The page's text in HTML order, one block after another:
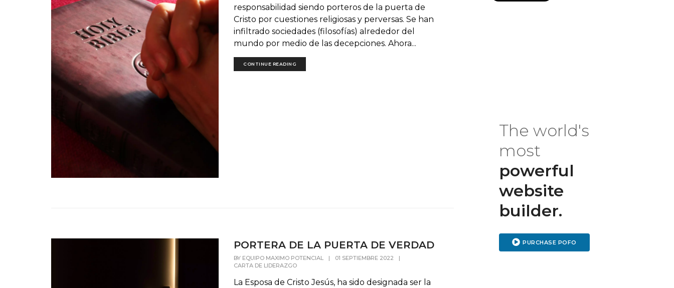
responsabilidad siendo porteros de la puerta de
Cristo por cuestiones religiosas y perversas. Se han
infiltrado sociedades (filosofías) alrededor del
mundo por medio de las decepciones. Ahora...
CONTINUE READING
PORTERA DE LA PUERTA DE VERDAD
BY EQUIPO MAXIMO POTENCIAL | 01 SEPTIEMBRE 2022
|
CARTA DE LIDERAZGO
La Esposa de Cristo Jesús, ha sido designada ser la
The world's
most
powerful
website
builder.
PURCHASE POFO